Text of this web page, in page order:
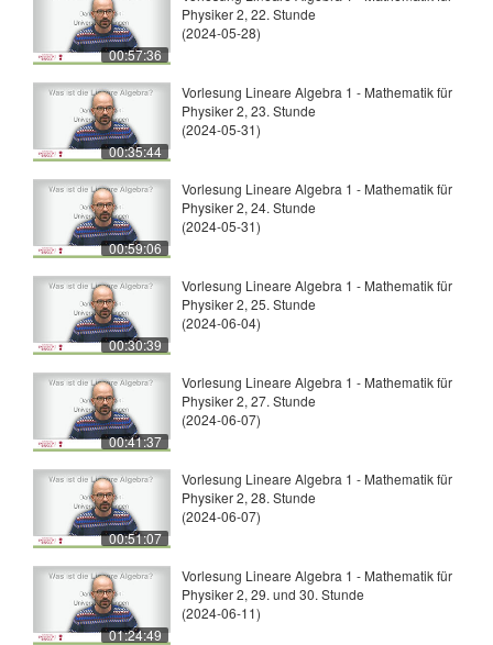
00:57:36
Physiker 2, 22. Stunde
(2024-05-28)
00:35:44
Vorlesung Lineare Algebra 1 - Mathematik für
Physiker 2, 23. Stunde
(2024-05-31)
00:59:06
Vorlesung Lineare Algebra 1 - Mathematik für
Physiker 2, 24. Stunde
(2024-05-31)
00:30:39
Vorlesung Lineare Algebra 1 - Mathematik für
Physiker 2, 25. Stunde
(2024-06-04)
00:41:37
Vorlesung Lineare Algebra 1 - Mathematik für
Physiker 2, 27. Stunde
(2024-06-07)
00:51:07
Vorlesung Lineare Algebra 1 - Mathematik für
Physiker 2, 28. Stunde
(2024-06-07)
01:24:49
Vorlesung Lineare Algebra 1 - Mathematik für
Physiker 2, 29. und 30. Stunde
(2024-06-11)